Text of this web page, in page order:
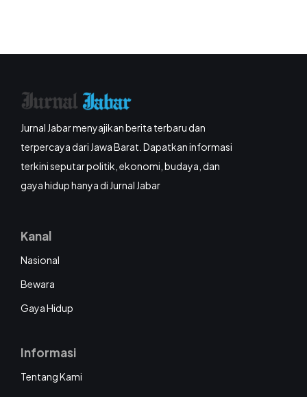
Jurnal Jabar menyajikan berita terbaru dan
terpercaya dari Jawa Barat. Dapatkan informasi
terkini seputar politik, ekonomi, budaya, dan
gaya hidup hanya di Jurnal Jabar
Kanal
Nasional
Bewara
Gaya Hidup
Informasi
Tentang Kami